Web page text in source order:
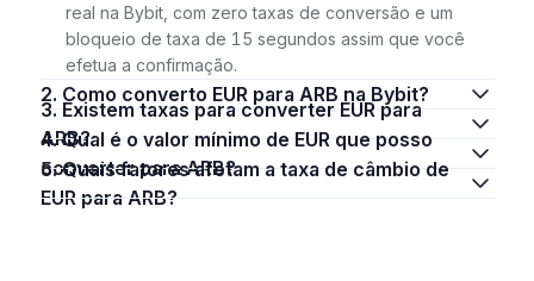
real na Bybit, com zero taxas de conversão e um
bloqueio de taxa de 15 segundos assim que você
efetua a confirmação.
2. Como converto EUR para ARB na Bybit?
3. Existem taxas para converter EUR para
ARB?
4. Qual é o valor mínimo de EUR que posso
converter para ARB?
5. Quais fatores afetam a taxa de câmbio de
EUR para ARB?